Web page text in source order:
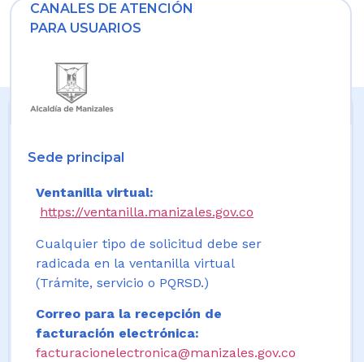
CANALES DE ATENCIÓN
PARA USUARIOS
Sede principal
Ventanilla virtual:
https://ventanilla.manizales.gov.co
Cualquier tipo de solicitud debe ser
radicada en la ventanilla virtual
(Trámite, servicio o PQRSD.)
Correo para la recepción de
facturación electrónica:
facturacionelectronica@manizales.gov.co